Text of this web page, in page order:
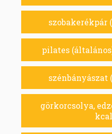
szobakerékpár
pilates
szénbányászat
görkorcsolya,